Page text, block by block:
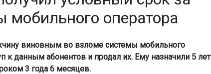
мобильного оператора
виновным во взломе системы мобильного
к данным абонентов и продал их. Ему назначили 5 лет
3 года 6 месяцев.